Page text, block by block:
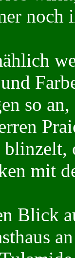
so
mit
Blick